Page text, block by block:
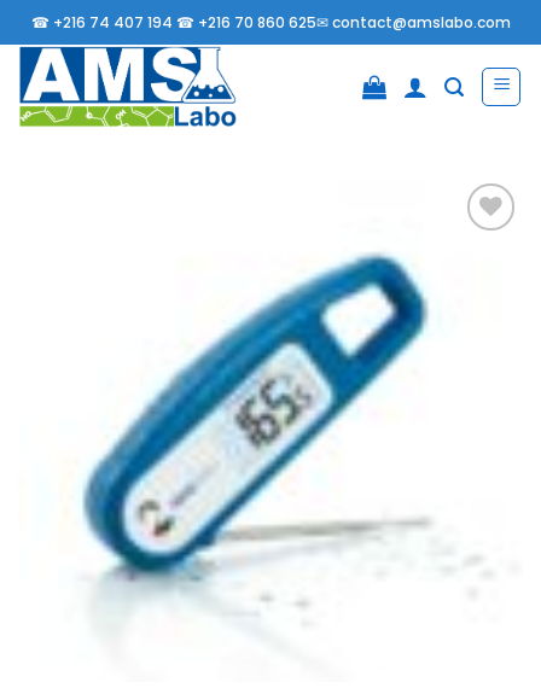
Passer
au
contenu
☎ +216 74 407 194 ☎ +216 70 860 625✉contact@amslabo.com